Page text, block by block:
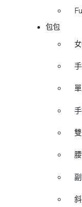
包包